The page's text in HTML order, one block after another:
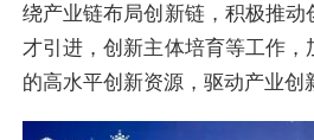
绕产业链布局创新链，积极推动
才引进，创新主体培育等工作
的高水平创新资源，驱动产业创